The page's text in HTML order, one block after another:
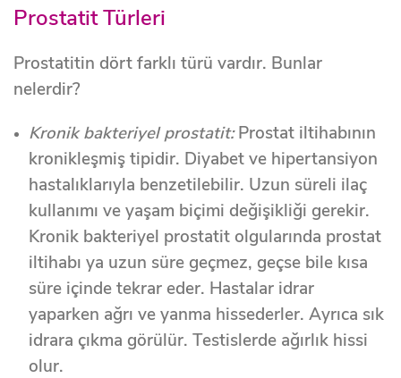
Prostatit Türleri
Prostatitin dört farklı türü vardır. Bunlar
nelerdir?
Kronik bakteriyel prostatit:Prostat iltihabının
kronikleşmiş tipidir. Diyabet ve hipertansiyon
hastalıklarıyla benzetilebilir. Uzun süreli ilaç
kullanımı ve yaşam biçimi değişikliği gerekir.
Kronik bakteriyel prostatit olgularında prostat
iltihabı ya uzun süre geçmez, geçse bile kısa
süre içinde tekrar eder. Hastalar idrar
yaparken ağrı ve yanma hissederler. Ayrıca sık
idrara çıkma görülür. Testislerde ağırlık hissi
olur.